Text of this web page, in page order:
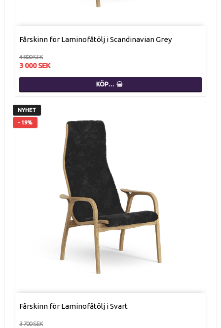
Fårskinn för Laminofåtölj i Scandinavian Grey
3 800 SEK
3 000 SEK
KÖP…
NYHET
- 19%
Fårskinn för Laminofåtölj i Svart
3 700 SEK